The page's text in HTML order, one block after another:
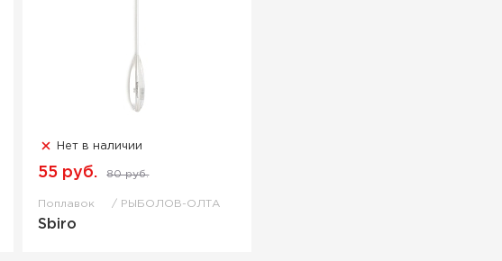
Нет в наличии
55 руб. 80 руб.
Поплавок РЫБОЛОВ-ОЛТА
Sbiro